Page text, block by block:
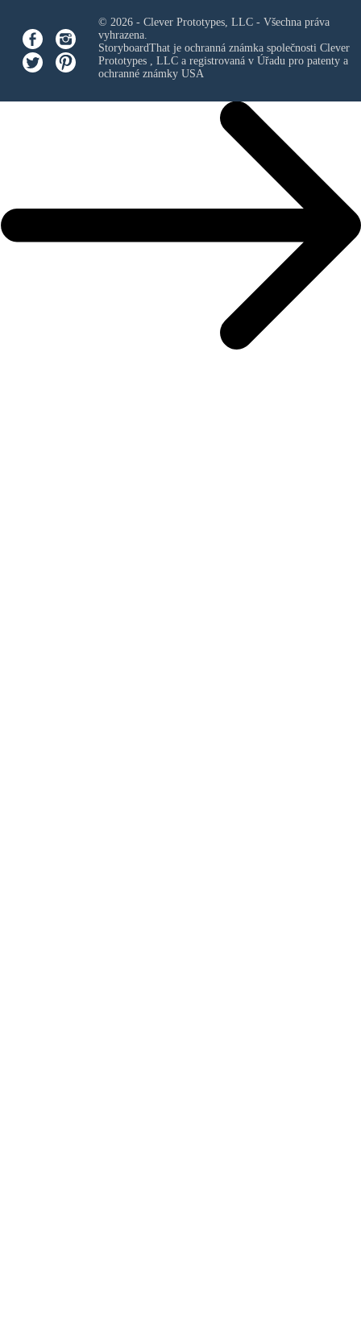
© 2026 - Clever Prototypes, LLC - Všechna práva
vyhrazena.
StoryboardThat je ochranná známka společnosti Clever
Prototypes , LLCa registrovaná v Úřadu pro patenty a
ochranné známky USA